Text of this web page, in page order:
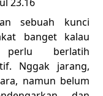
sebuah kunci
banget kalau
berlatih
Nggak jarang,
namun belum